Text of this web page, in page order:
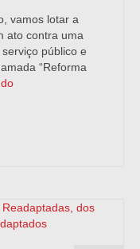
vamos lotar a
ato contra uma
público e
“Reforma